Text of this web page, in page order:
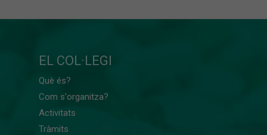
EL COL·LEGI
Què és?
Com s'organitza?
Activitats
Tràmits